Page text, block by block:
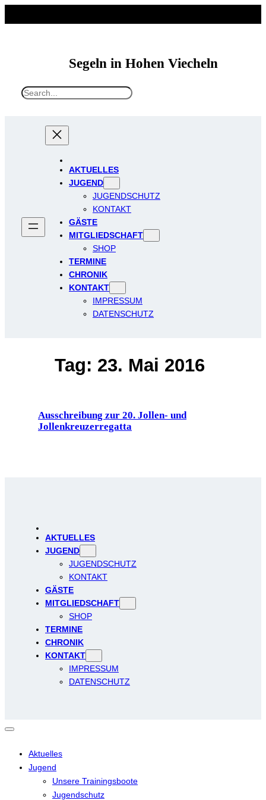
Inhalt
Segeln in Hohen Viecheln
S
AKTUELLES
JUGEND
JUGENDSCHUTZ
KONTAKT
GÄSTE
MITGLIEDSCHAFT
SHOP
TERMINE
CHRONIK
KONTAKT
IMPRESSUM
DATENSCHUTZ
Tag: 23. Mai 2016
Ausschreibung zur 20. Jollen- und
Jollenkreuzerregatta
AKTUELLES
JUGEND
JUGENDSCHUTZ
KONTAKT
GÄSTE
MITGLIEDSCHAFT
SHOP
TERMINE
CHRONIK
KONTAKT
IMPRESSUM
DATENSCHUTZ
Aktuelles
Jugend
Unsere Trainingsboote
Jugendschutz